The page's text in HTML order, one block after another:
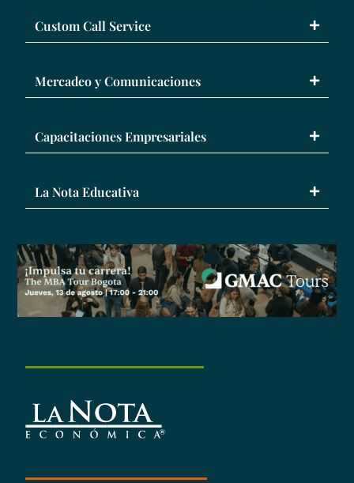
Custom Call Service
Mercadeo y Comunicaciones
Capacitaciones Empresariales
La Nota Educativa